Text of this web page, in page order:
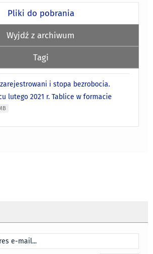
Pliki do pobrania
Wyjdź z archiwum
Tagi
i stopa bezrobocia.
lutego 2021 r. Tablice w formacie